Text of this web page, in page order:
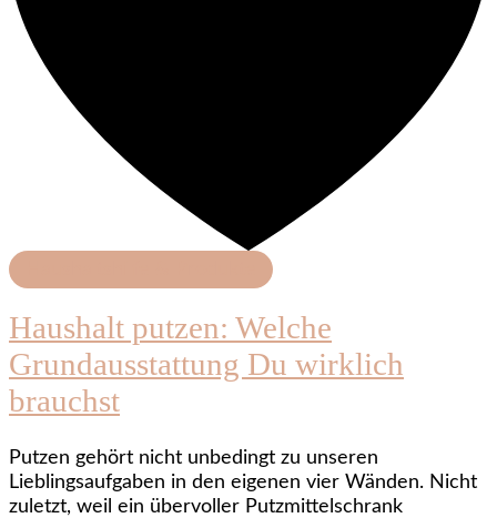
Haushalt putzen: Welche
Grundausstattung Du wirklich
brauchst
Putzen gehört nicht unbedingt zu unseren
Lieblingsaufgaben in den eigenen vier Wänden. Nicht
zuletzt, weil ein übervoller Putzmittelschrank